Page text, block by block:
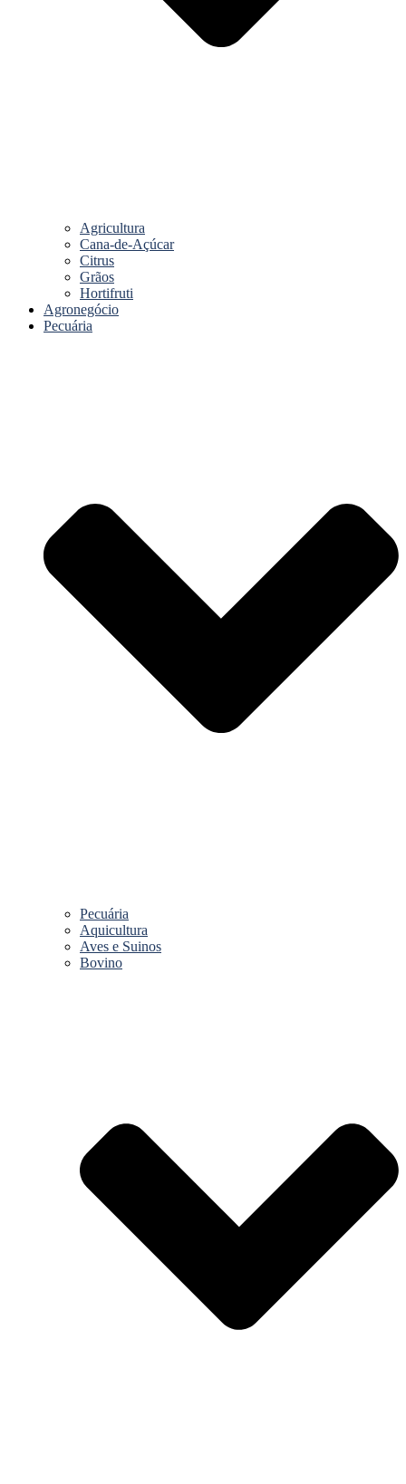
Agricultura
Cana-de-Açúcar
Citrus
Grãos
Hortifruti
Agronegócio
Pecuária
Pecuária
Aquicultura
Aves e Suinos
Bovino